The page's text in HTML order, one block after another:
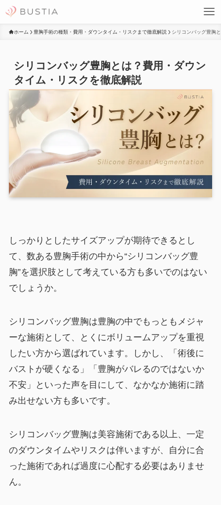
ホーム 豊胸手術の種類・費用・ダウンタイム・リスクまで徹底解説 シリコンバッグ豊胸
シリコンバッグ豊胸とは？費用・ダウン
タイム・リスクを徹底解説
しっかりとしたサイズアップが期待できるとし
て、数ある豊胸手術の中から“シリコンバッグ豊
胸”を選択肢として考えている方も多いでのはない
でしょうか。
シリコンバッグ豊胸は豊胸の中でもっともメジャ
ーな施術として、とくにボリュームアップを重視
したい方から選ばれています。しかし、「術後に
バストが硬くなる」「豊胸がバレるのではないか
不安」といった声を目にして、なかなか施術に踏
み出せない方も多いです。
シリコンバッグ豊胸は美容施術である以上、一定
のダウンタイムやリスクは伴いますが、自分に合
った施術であれば過度に心配する必要はありませ
ん。